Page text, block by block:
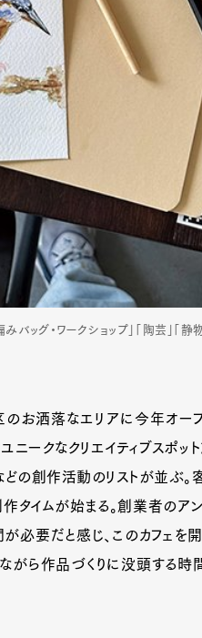
ッグ・ワークショップ」「陶芸」「静
お洒落なエリアに今年オープ
ニークなクリエイティブスポッ
どの創作活動のリストが並ぶ
イムが始まる。創業者のア
必要だと感じ、このカフェを
がら作品づくりに没頭する時